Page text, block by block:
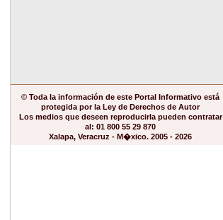
© Toda la información de este Portal Informativo está
protegida por la Ley de Derechos de Autor
Los medios que deseen reproducirla pueden contratar
al: 01 800 55 29 870
Xalapa, Veracruz - M�xico. 2005 - 2026